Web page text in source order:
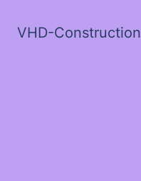
VHD-Construction